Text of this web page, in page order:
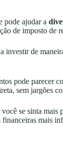
pode ajudar a
de imposto de
investir de
pode parecer
sem jargões
se sinta mais
mais